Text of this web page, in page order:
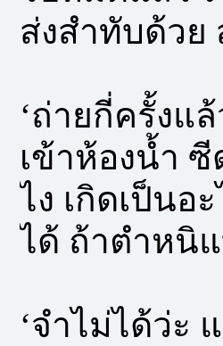
ส่งสำทับด้วย
‘ถ่ายกี่ครั้งแ
เข้าห้องน้ำ
ไง เกิดเป็น
ได้ ถ้าตำหนิ
‘จำไม่ได้ว่ะ